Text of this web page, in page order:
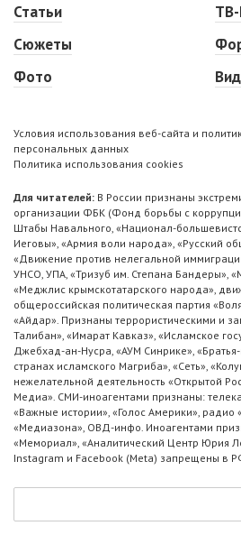
Статьи
Сюжеты
Фото
Условия использования веб-сайта и
персональных данных
Политика использования cookies
Для читателей: В России признаны
организации ФБК (Фонд борьбы с
Штабы Навального, «Национал-
Иеговы», «Армия воли народа», «Русский
«Движение против нелегальной
УНСО, УПА, «Тризуб им. Степана Бандеры»,
«Меджлис крымскотатарского народа»,
общероссийская политическая партия
«Айдар». Признаны террористическими и
Талибан», «Имарат Кавказ», «Исламское
Джебхад-ан-Нусра, «АУМ Синрике»,
странах исламского Магриба», «Сеть»,
нежелательной деятельность «Открытой
Медиа». СМИ-иноагентами признаны:
«Важные истории», «Голос Америки», радио
«Медиазона», ОВД-инфо. Иноагентами
«Мемориал», «Аналитический Центр Юрия
Instagram и Facebook (Metа) запрещены в